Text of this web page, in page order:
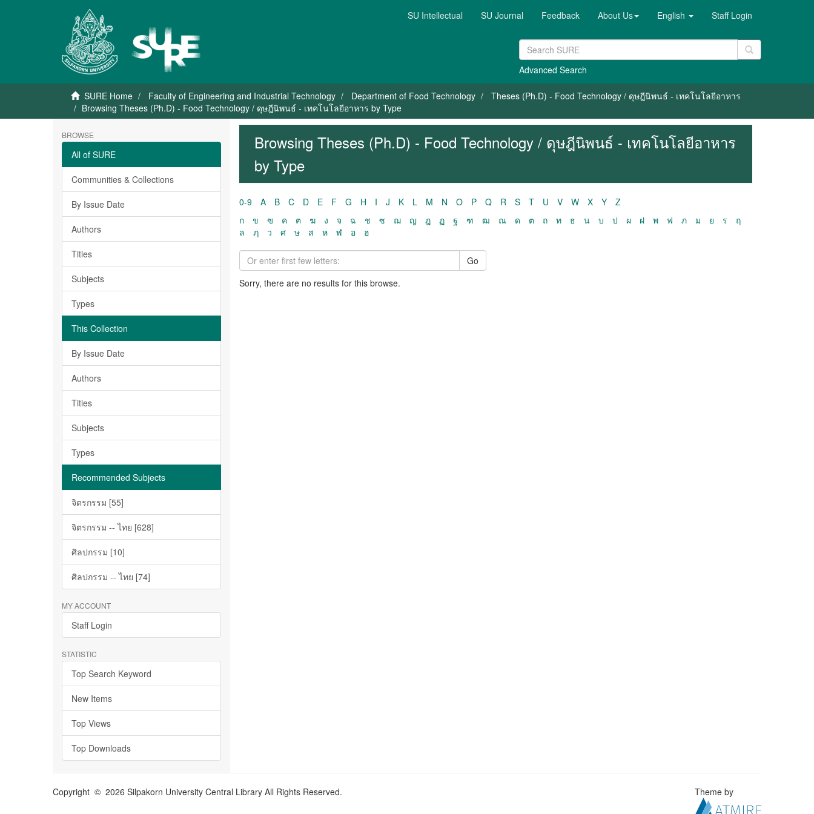
SU Intellectual SU Journal Feedback About Us English Staff Login
Advanced Search
SURE Home Faculty of Engineering and Industrial Technology Department of Food Technology
Theses (Ph.D) - Food Technology / ดุษฎีนิพนธ์ - เทคโนโลยีอาหาร
Browsing Theses (Ph.D) - Food Technology / ดุษฎีนิพนธ์ - เทคโนโลยีอาหาร by Type
BROWSE
All of SURE
Communities & Collections
By Issue Date
Authors
Titles
Subjects
Types
This Collection
By Issue Date
Authors
Titles
Subjects
Types
Recommended Subjects
จิตรกรรม [55]
จิตรกรรม -- ไทย [628]
ศิลปกรรม [10]
ศิลปกรรม -- ไทย [74]
MY ACCOUNT
Staff Login
STATISTIC
Top Search Keyword
New Items
Top Views
Top Downloads
Browsing Theses (Ph.D) - Food Technology / ดุษฎีนิพนธ์ - เทคโนโลยีอาหาร
by Type
0-9 A B C D E F G H I J K L M N O P Q R S T U V W X Y
Z
ก
ข ฃ ค ฅ ฆ ง จ ฉ ช ซ ฌ ญ ฎ ฏ ฐ ฑ ฒ ณ ด ต ถ ท ธ น บ ป ผ ฝ พ ฟ ภ ม ย ร
ฤ
ล
ฦ ว ศ ษ ส ห ฬ อ ฮ
Go
Sorry, there are no results for this browse.
Copyright © 2026 Silpakorn University Central Library All Rights Reserved. Theme by